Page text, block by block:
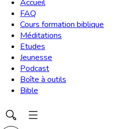
Accueil
FAQ
Cours formation biblique
Méditations
Etudes
Jeunesse
Podcast
Boîte à outils
Bible